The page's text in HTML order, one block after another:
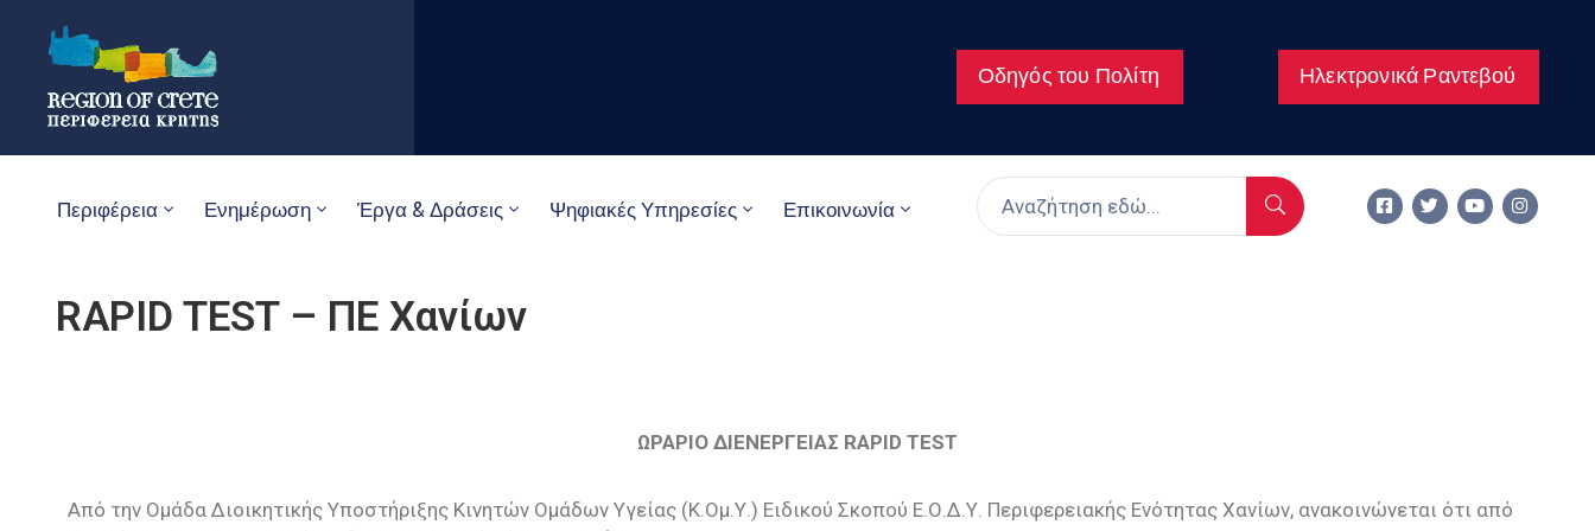
Οδηγός του Πολίτη Ηλεκτρονικά Ραντεβού
Περιφέρεια Ενημέρωση Έργα & Δράσεις Ψηφιακές Υπηρεσίες Επικοινωνία
RAPID TEST – ΠΕ Χανίων
ΩΡΑΡΙΟ ΔΙΕΝΕΡΓΕΙΑΣ RAPID TEST
Από την Ομάδα Διοικητικής Υποστήριξης Κινητών Ομάδων Υγείας (Κ.Ομ.Υ.) Ειδικού Σκοπού Ε.Ο.Δ.Υ. Περιφερειακής Ενότητας Χανίων, ανακοινώνεται ότι από